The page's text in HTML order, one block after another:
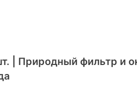
| Природный фильтр и